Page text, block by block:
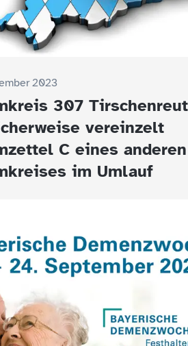
2023
307
vereinzelt
C eines anderen
im Umlauf